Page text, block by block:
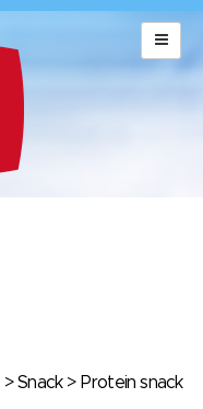
>Snack> Protein snack